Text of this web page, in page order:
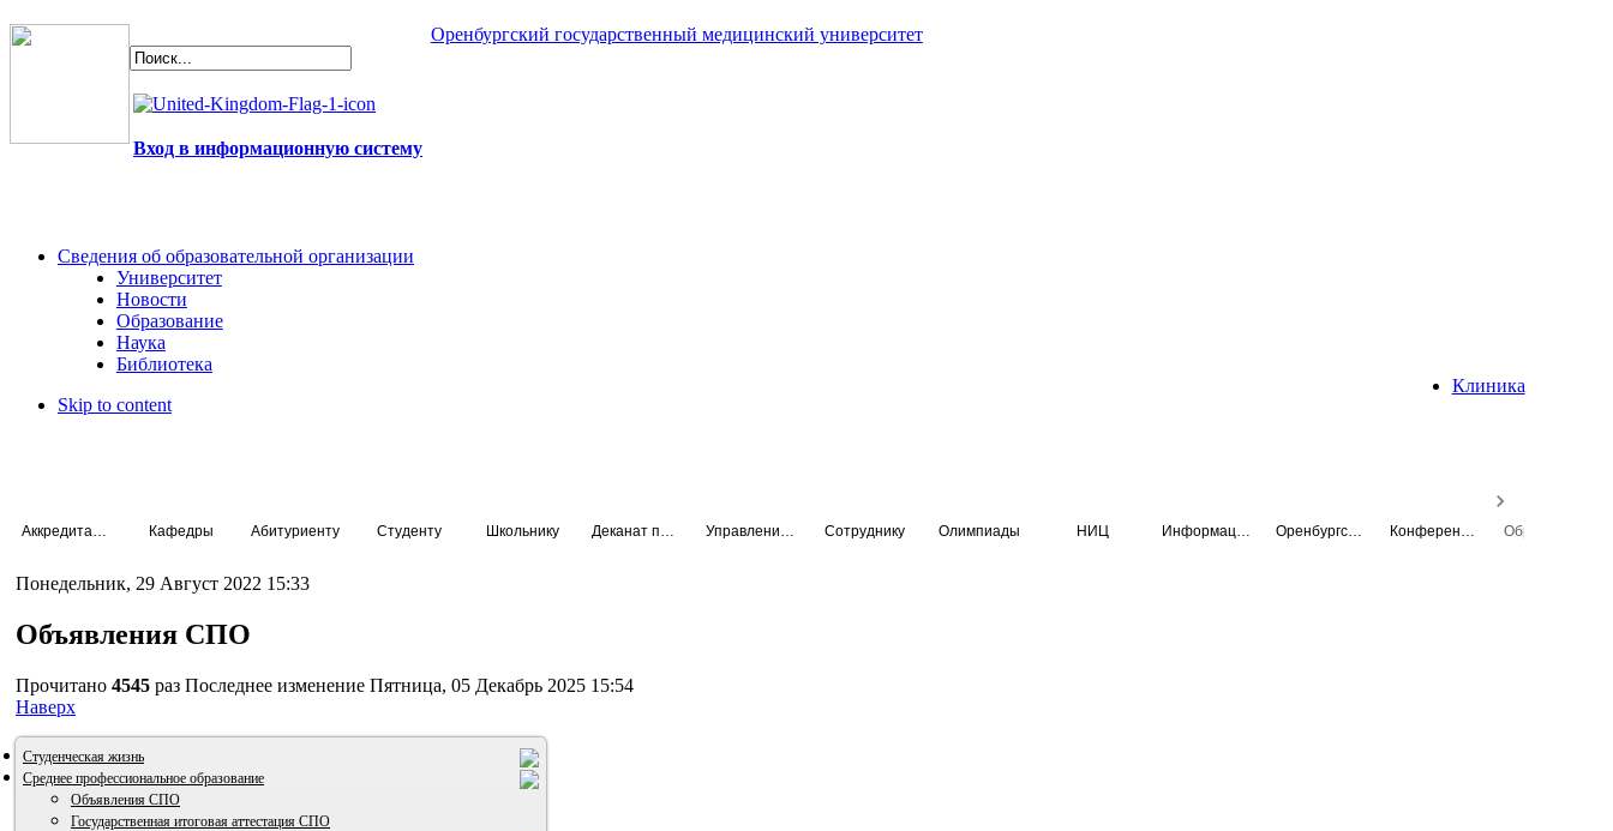
Оренбургский государственный медицинский университет
Вход в информационную систему
Сведения об образовательной организации
Университет
Новости
Образование
Наука
Библиотека
Клиника
Skip to content
Кафедры Абитуриенту Студенту Школьнику Сотруднику Олимпиады НИЦ
Понедельник, 29 Август 2022 15:33
Объявления СПО
Прочитано 4545 раз Последнее изменение Пятница, 05 Декабрь 2025 15:54
Наверх
Студенческая жизнь
Среднее профессиональное образование
Объявления СПО
Государственная итоговая аттестация СПО